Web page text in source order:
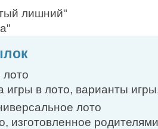
лишний"
лото
игры в лото, варианты
лото
изготовленное